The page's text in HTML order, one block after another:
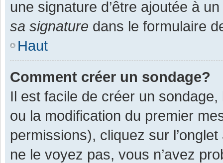
une signature d’être ajoutée à
sa signature dans le formulaire
Haut
Comment créer un sondage?
Il est facile de créer un
ou la modification du premier
permissions), cliquez sur l’onglet
ne le voyez pas, vous n’avez